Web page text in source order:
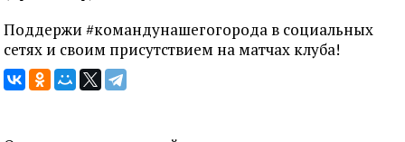
Поддержи #командунашегогорода в социальных
сетях и своим присутствием на матчах клуба!